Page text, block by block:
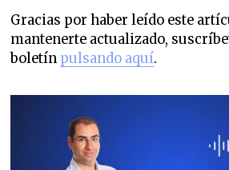
Gracias por haber leído este
mantenerte actualizado,
boletín pulsando aquí.